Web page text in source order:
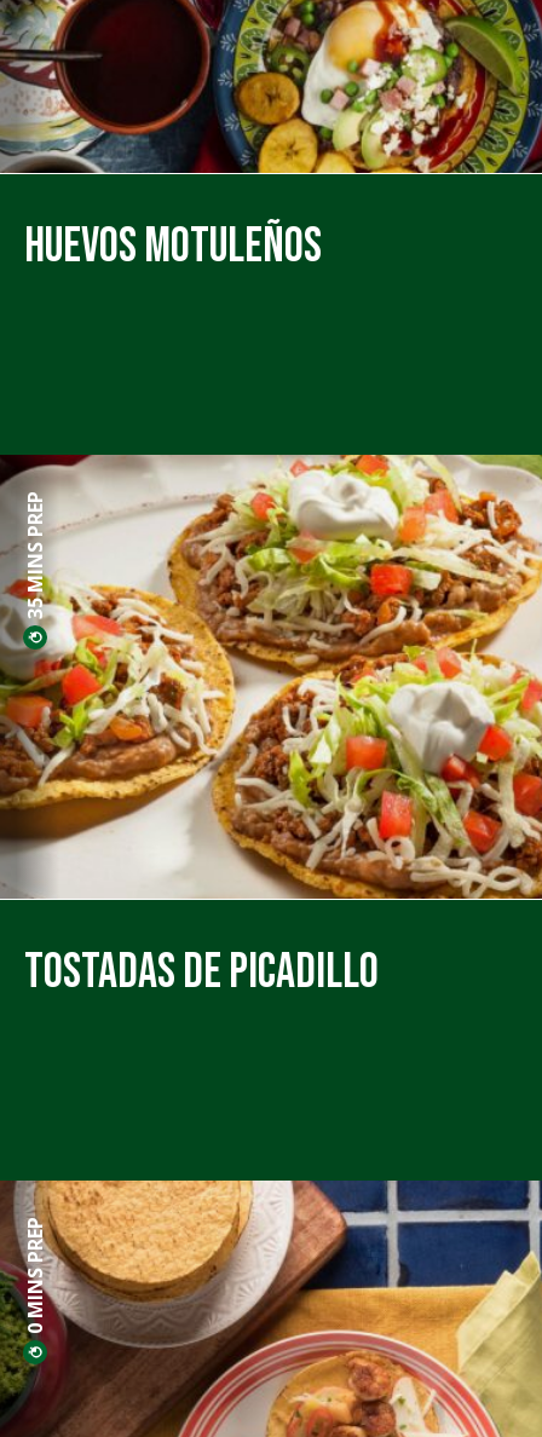
Huevos Motuleños
35 MINS PREP
Tostadas de Picadillo
0 MINS PREP